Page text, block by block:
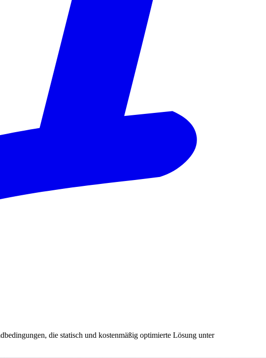
die statisch und kostenmäßig optimierte Lösung unter